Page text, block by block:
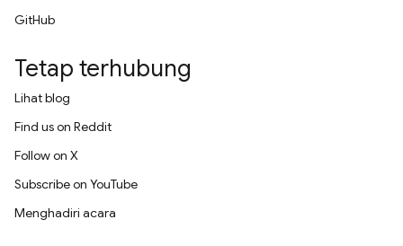
GitHub
Tetap terhubung
Lihat blog
Find us on Reddit
Follow on X
Subscribe on YouTube
Menghadiri acara